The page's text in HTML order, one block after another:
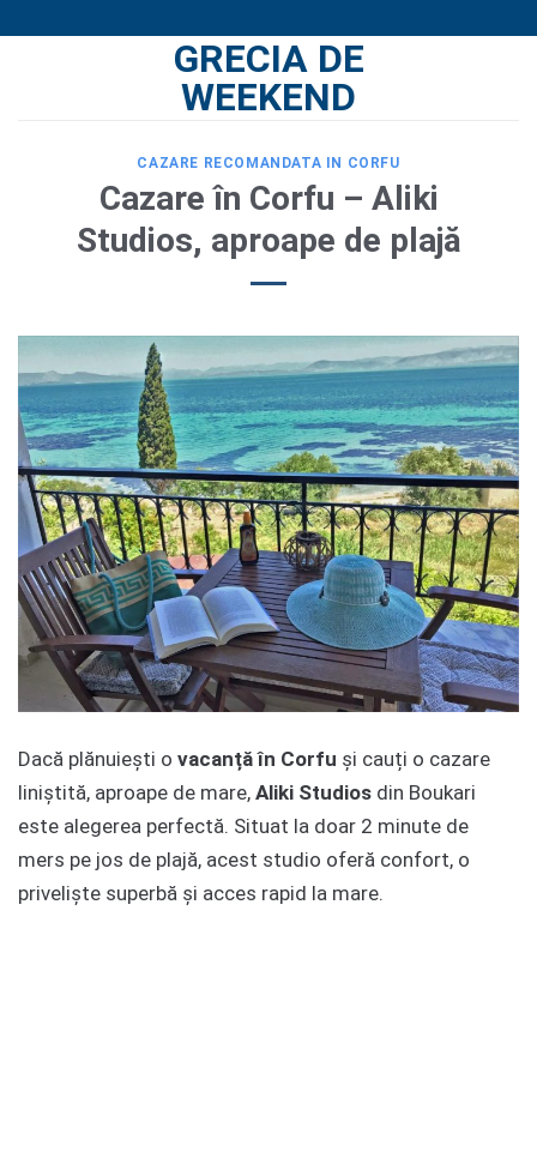
GRECIA DE
WEEKEND
CAZARE RECOMANDATA IN CORFU
Cazare în Corfu – Aliki
Studios, aproape de plajă
Dacă plănuiești o vacanță în Corfu și cauți o cazare
liniștită, aproape de mare, Aliki Studios din Boukari
este alegerea perfectă. Situat la doar 2 minute de
mers pe jos de plajă, acest studio oferă confort, o
priveliște superbă și acces rapid la mare.